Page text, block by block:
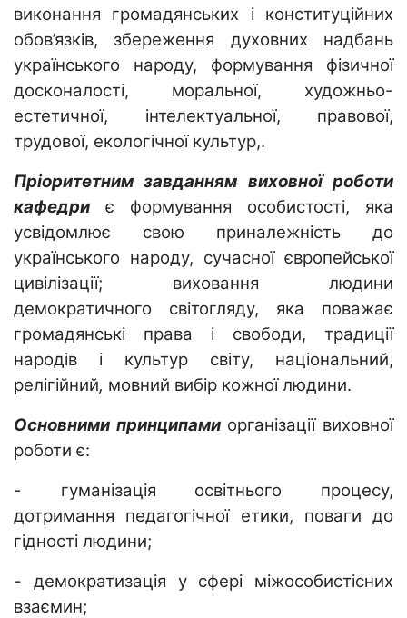
виконання громадянських і конституційних
обов’язків, збереження духовних надбань
українського народу, формування фізичної
досконалості, моральної, художньо-
естетичної, інтелектуальної, правової,
трудової, екологічної культур,.
Пріоритетним завданням виховної роботи
кафедри є формування особистості, яка
усвідомлює свою приналежність до
українського народу, сучасної європейської
цивілізації; виховання людини
демократичного світогляду, яка поважає
громадянські права і свободи, традиції
народів і культур світу, національний,
релігійний, мовний вибір кожної людини.
Основними принципамиорганізації виховної
роботи є:
- гуманізація освітнього процесу,
дотримання педагогічної етики, поваги до
гідності людини;
- демократизація у сфері міжособистісних
взаємин;